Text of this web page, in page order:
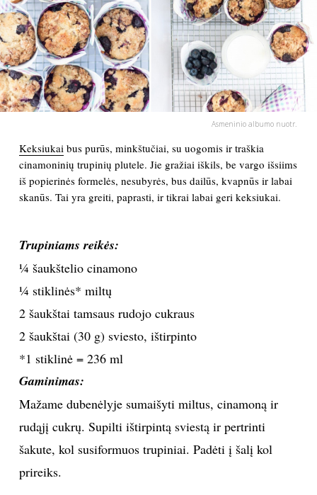
PSICHOLOGIJA
HOROSKOPAI
ASTROLOGIJA
POLITIKA
KULTŪRA
KINAS
TEATRAS
SPORTAS
FOTOGRAFIJA
MENAS
Asmeninio albumo nuotr.
Keksiukai bus purūs, minkštučiai, su uogomis ir traškia
cinamoninių trupinių plutele. Jie gražiai iškils, be vargo išsiims
iš popierinės formelės, nesubyrės, bus dailūs, kvapnūs ir labai
skanūs. Tai yra greiti, paprasti, ir tikrai labai geri keksiukai.
Trupiniams reikės:
¼ šaukštelio cinamono
¼ stiklinės* miltų
2 šaukštai tamsaus rudojo cukraus
2 šaukštai (30 g) sviesto, ištirpinto
*1 stiklinė = 236 ml
Gaminimas:
Mažame dubenėlyje sumaišyti miltus, cinamoną ir
rudąjį cukrų. Supilti ištirpintą sviestą ir pertrinti
šakute, kol susiformuos trupiniai. Padėti į šalį kol
prireiks.